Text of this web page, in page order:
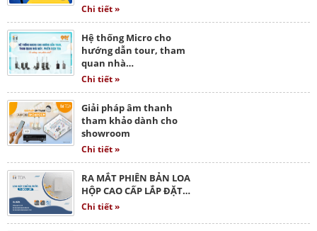
Chi tiết »
Hệ thống Micro cho
hướng dẫn tour, tham
quan nhà…
Chi tiết »
Giải pháp âm thanh
tham khảo dành cho
showroom
Chi tiết »
RA MẮT PHIÊN BẢN LOA
HỘP CAO CẤP LẮP ĐẶT…
Chi tiết »